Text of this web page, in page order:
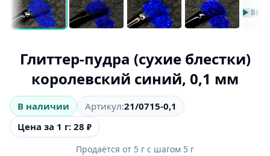
▶
Глиттер-пудра (сухие блестки)
королевский синий, 0,1 мм
В наличии Артикул:21/0715-0,1
Цена за 1 г: 28 ₽
Продаётся от 5 г с шагом 5 г